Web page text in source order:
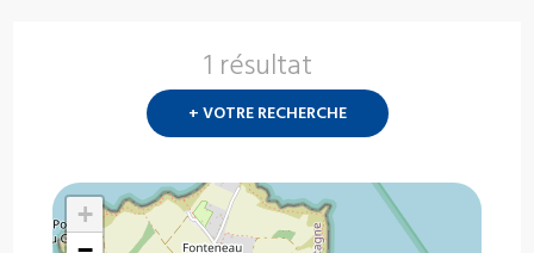
1 résultat
+ VOTRE RECHERCHE
+